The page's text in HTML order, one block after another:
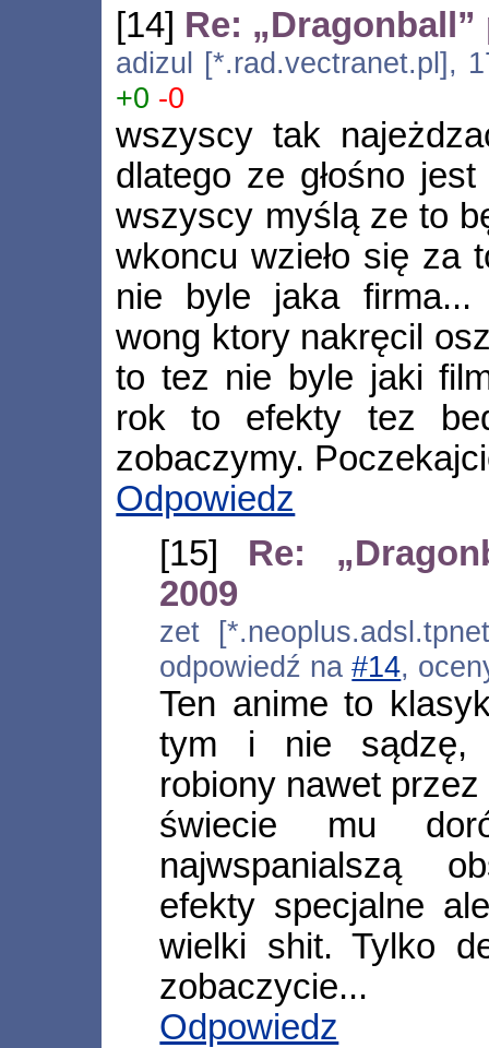
[14] Re:
adizul [*.rad.vectranet.pl],
+0 -0
wszyscy tak
dlatego ze głośno
wszyscy myślą ze to
wkoncu wzieło się za
nie byle jaka firma...
wong ktory nakręcil
to tez nie byle jaki
rok to efekty tez
zobaczymy.
Odpowiedz
[15] Re:
2009
zet
odpowiedź na#14,
Ten anime to
tym i nie sądzę,
robiony nawet
świecie mu
najwspanialszą
efekty specjalne
wielki shit. Tylko
zobaczycie...
Odpowiedz